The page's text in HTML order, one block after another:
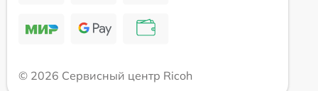
© 2026 Сервисный центр Ricoh